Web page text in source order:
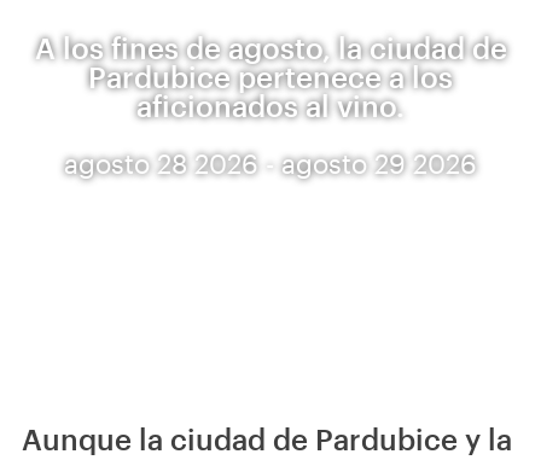
A los fines de agosto, la ciudad de
Pardubice pertenece a los
aficionados al vino.
agosto 28 2026 - agosto 29 2026
Aunque la ciudad de Pardubice y la